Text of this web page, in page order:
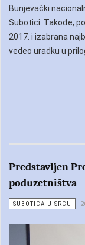
Bunjevački
Subotici. Takođe,
2017. i izabrana
vedeo uradku u
Predstavljen
poduzetništva
SUBOTICA U SRCU